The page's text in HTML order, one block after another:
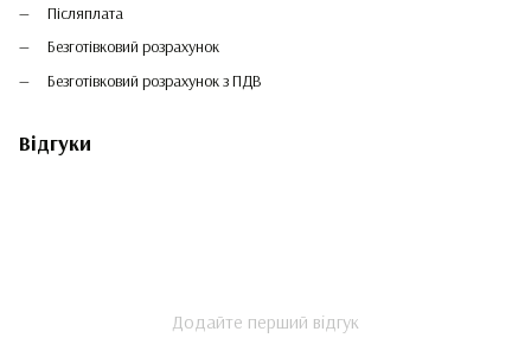
Післяплата
Безготівковий розрахунок
Безготівковий розрахунок з ПДВ
Відгуки
Додайте перший відгук